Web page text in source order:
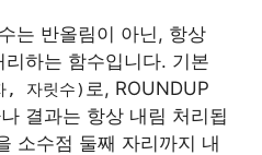
는 반올림이 아닌, 항상
하는 함수입니다. 기본
, 자릿수) 로, ROUNDUP
결과는 항상 내림 처리됩
소수점 둘째 자리까지 내